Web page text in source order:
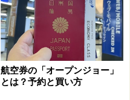
航空券の「オープンジョー」
とは？予約と買い方